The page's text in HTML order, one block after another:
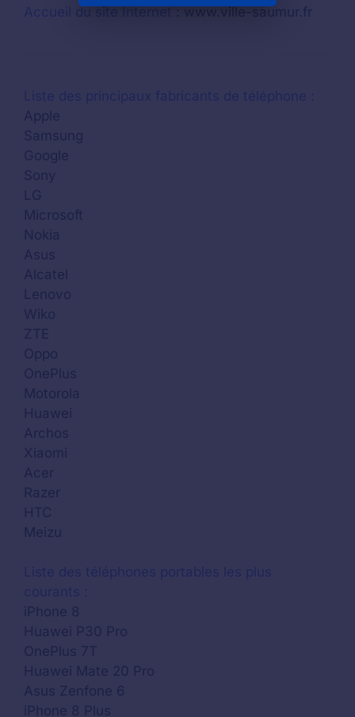
Accueil du site Internet: www.ville-saumur.fr
Apple
Samsung
Google
Sony
LG
Microsoft
Nokia
Asus
Alcatel
Lenovo
Wiko
ZTE
Oppo
OnePlus
Motorola
Huawei
Archos
Xiaomi
Acer
Razer
HTC
Meizu
iPhone 8
Huawei P30 Pro
OnePlus 7T
Huawei Mate 20 Pro
Asus Zenfone 6
iPhone 8 Plus